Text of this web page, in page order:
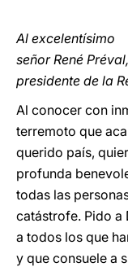
Al excelentísimo
señor René Préval,
presidente de la
Al conocer con
terremoto que
querido país,
profunda
todas las
catástrofe. Pido a
a todos los que
y que consuele a